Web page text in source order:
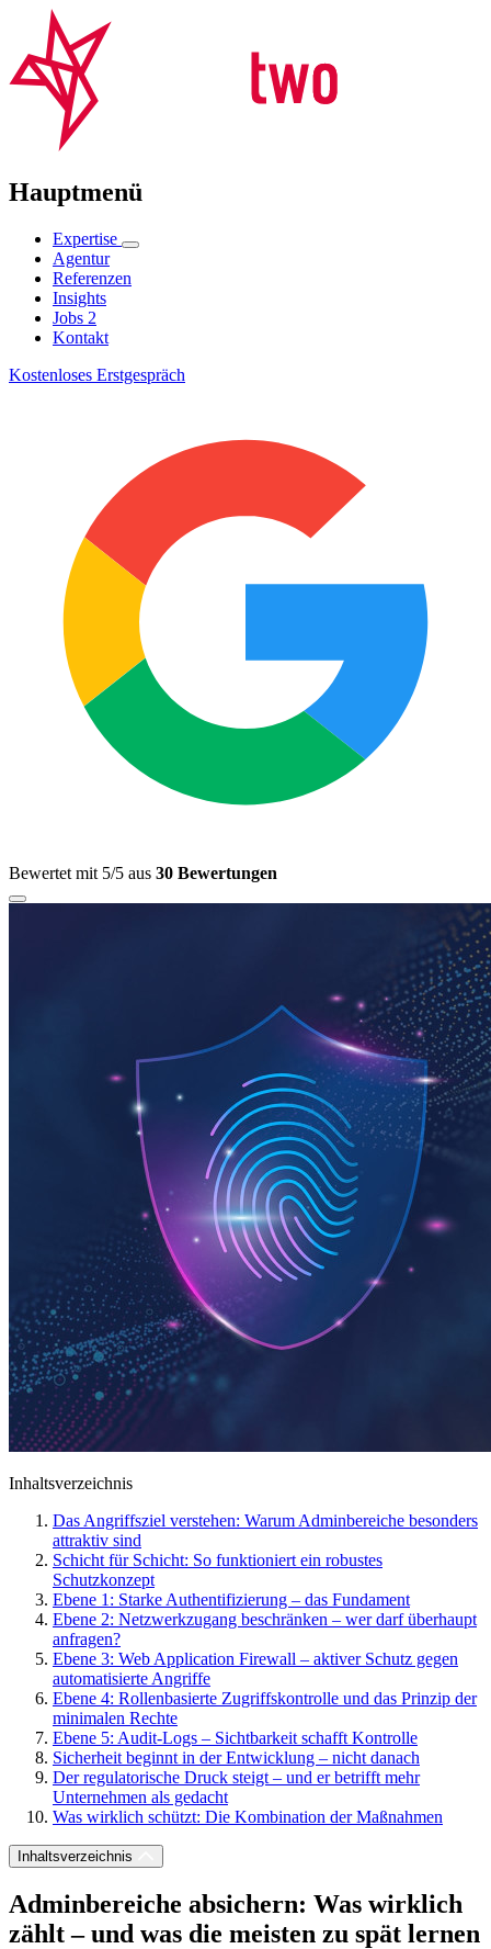
Hauptmenü
Expertise
Agentur
Referenzen
Insights
Jobs 2
Kontakt
Kostenloses Erstgespräch
Bewertet mit 5/5 aus 30 Bewertungen
Inhaltsverzeichnis
Das Angriffsziel verstehen: Warum Adminbereiche besonders
attraktiv sind
Schicht für Schicht: So funktioniert ein robustes
Schutzkonzept
Ebene 1: Starke Authentifizierung – das Fundament
Ebene 2: Netzwerkzugang beschränken – wer darf überhaupt
anfragen?
Ebene 3: Web Application Firewall – aktiver Schutz gegen
automatisierte Angriffe
Ebene 4: Rollenbasierte Zugriffskontrolle und das Prinzip der
minimalen Rechte
Ebene 5: Audit-Logs – Sichtbarkeit schafft Kontrolle
Sicherheit beginnt in der Entwicklung – nicht danach
Der regulatorische Druck steigt – und er betrifft mehr
Unternehmen als gedacht
Was wirklich schützt: Die Kombination der Maßnahmen
Inhaltsverzeichnis
Adminbereiche absichern: Was wirklich
zählt – und was die meisten zu spät lernen